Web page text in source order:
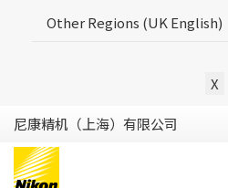
X
尼康精机（上海）有限公司